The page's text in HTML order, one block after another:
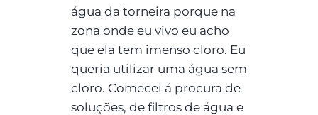
água da torneira porque na
zona onde eu vivo eu acho
que ela tem imenso cloro. Eu
queria utilizar uma água sem
cloro. Comecei á procura de
soluções, de filtros de água e